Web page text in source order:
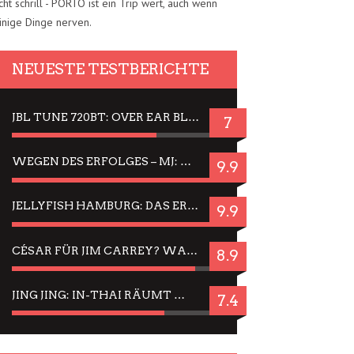
schrill - PORTO ist ein Trip wert, auch wenn
Dinge nerven.
NEUESTE TESTBERICHTE
JBL TUNE 720BT: OVER EAR BLUETOOTH KOPFHÖRER UM DIE 50,-€ IM DAUER-TEST 7
WEGEN DES ERFOLGES – MJ: MICHAEL JACKSON MUSICAL IN EINER MATINEE SEHEN 9.9
JELLYFISH HAMBURG: DAS ERFOLGREICHE SOMMER-MENÜ 2025 IN GEFÜHLEN UND BILDERN 9.9
CÉSAR FÜR JIM CARREY? WARUM DAS EINER DER NERVIGSTEN ACTORS IST UND BLEIBT 8.9
JING JING: IN-THAI RÄUMT WIEDER TITEL AB – EIN ZWEI-STUNDEN-ERLEBNISBERICHT 7.4